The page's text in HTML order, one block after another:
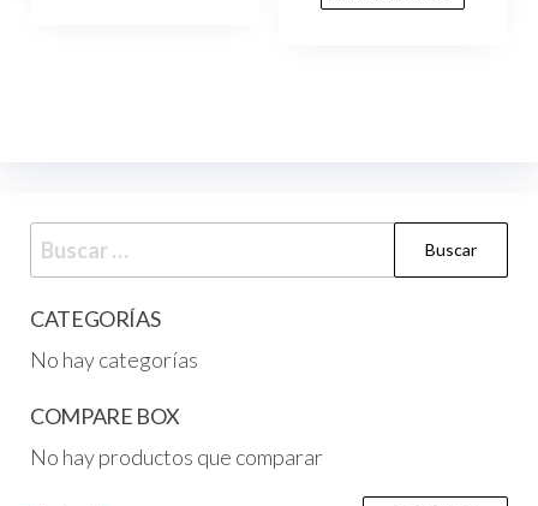
CATEGORÍAS
No hay categorías
COMPARE BOX
No hay productos que comparar